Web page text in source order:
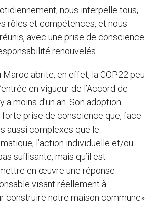
nous interpelle tous,
rôles et compétences, et nous
avec une prise de conscience
renouvelés.
Maroc abrite, en effet, la COP22 peu
en vigueur de l’Accord de
a moins d’un an. Son adoption
prise de conscience que, face
aussi complexes que le
l’action individuelle et/ou
suffisante, mais qu’il est
en œuvre une réponse
visant réellement à
construire notre maison commune»